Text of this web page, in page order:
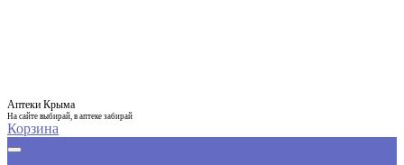
Аптеки Крыма
На сайте выбирай, в аптеке забирай
Корзина